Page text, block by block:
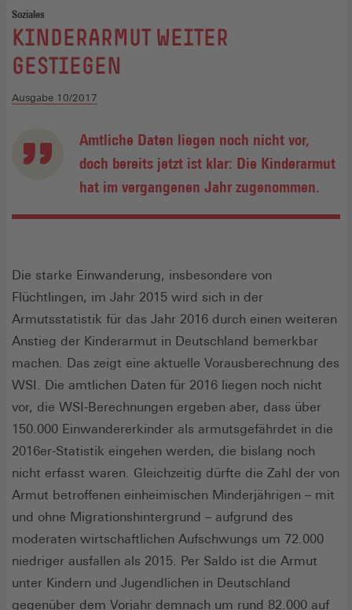
Soziales
:
KINDERARMUT WEITER
GESTIEGEN
Ausgabe 10/2017
Amtliche Daten liegen noch nicht vor,
doch bereits jetzt ist klar: Die Kinderarmut
hat im vergangenen Jahr zugenommen.
Die starke Einwanderung, insbesondere von
Flüchtlingen, im Jahr 2015 wird sich in der
Armutsstatistik für das Jahr 2016 durch einen weiteren
Anstieg der Kinderarmut in Deutschland bemerkbar
machen. Das zeigt eine aktuelle Vorausberechnung des
WSI. Die amtlichen Daten für 2016 liegen noch nicht
vor, die WSI-Berechnungen ergeben aber, dass über
150.000 Einwandererkinder als armutsgefährdet in die
2016er-Statistik eingehen werden, die bislang noch
nicht erfasst waren. Gleichzeitig dürfte die Zahl der von
Armut betroffenen einheimischen Minderjährigen – mit
und ohne Migrationshintergrund – aufgrund des
moderaten wirtschaftlichen Aufschwungs um 72.000
niedriger ausfallen als 2015. Per Saldo ist die Armut
unter Kindern und Jugendlichen in Deutschland
gegenüber dem Vorjahr demnach um rund 82.000 auf